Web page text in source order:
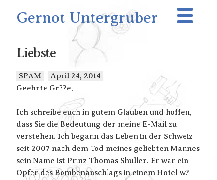
Gernot Untergruber
Liebste
SPAM
April 24, 2014
Geehrte Gr??e,
Ich schreibe euch in gutem Glauben und hoffen,
dass Sie die Bedeutung der meine E-Mail zu
verstehen. Ich begann das Leben in der Schweiz
seit 2007 nach dem Tod meines geliebten Mannes
sein Name ist Prinz Thomas Shuller. Er war ein
Opfer des Bombenanschlags in einem Hotel w?